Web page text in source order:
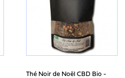
Thé Noir de Noël CBD Bio -